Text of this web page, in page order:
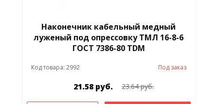
Наконечник кабельный медный
луженый под опрессовку ТМЛ 16-8-6
ГОСТ 7386-80 TDM
Код товара: 2992 Под заказ
21.58 руб. 23.64 руб.